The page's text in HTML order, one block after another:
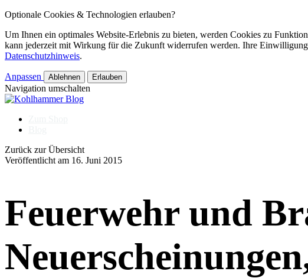
Optionale Cookies & Technologien erlauben?
Um Ihnen ein optimales Website-Erlebnis zu bieten, werden Cookies zu
kann jederzeit mit Wirkung für die Zukunft widerrufen werden. Ihre
Datenschutzhinweis.
Anpassen Ablehnen Erlauben
Navigation umschalten
Zurück zur Übersicht
Veröffentlicht am 16. Juni 2015
Feuerwehr und